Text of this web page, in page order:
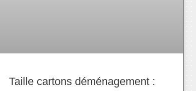
Taille cartons déménagement :